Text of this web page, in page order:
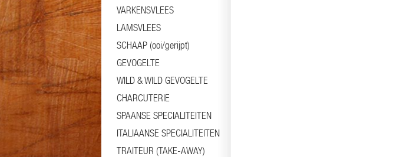
VARKENSVLEES
LAMSVLEES
SCHAAP (ooi/gerijpt)
GEVOGELTE
WILD & WILD GEVOGELTE
CHARCUTERIE
SPAANSE SPECIALITEITEN
ITALIAANSE SPECIALITEITEN
TRAITEUR (TAKE-AWAY)